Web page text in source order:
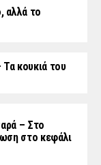
αλλά το
κουκιά του
– Στο
στο κεφάλι